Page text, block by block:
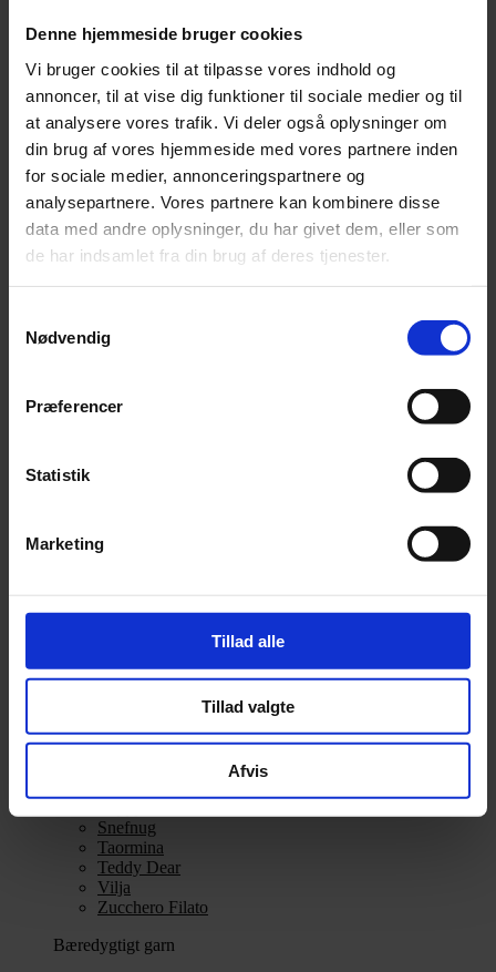
Denne hjemmeside bruger cookies
Vi bruger cookies til at tilpasse vores indhold og
annoncer, til at vise dig funktioner til sociale medier og til
at analysere vores trafik. Vi deler også oplysninger om
din brug af vores hjemmeside med vores partnere inden
for sociale medier, annonceringspartnere og
analysepartnere. Vores partnere kan kombinere disse
data med andre oplysninger, du har givet dem, eller som
de har indsamlet fra din brug af deres tjenester.
Nødvendig
Præferencer
Statistik
Marketing
Tillad alle
Tillad valgte
Afvis
Bouclé
cenerentola
Eco Baby
Eco Melange
Eco Soft
Eco Soft fine
Kos
midnatssol
Nellie
Parigi
Poppy
Taormina
Vilja
Zucchero Filato
Alpaca 1
Betty
Børstet Alpakka
Eco Melange
Kos
midnatssol
Snefnug
Taormina
Teddy Dear
Vilja
Zucchero Filato
Bæredygtigt garn